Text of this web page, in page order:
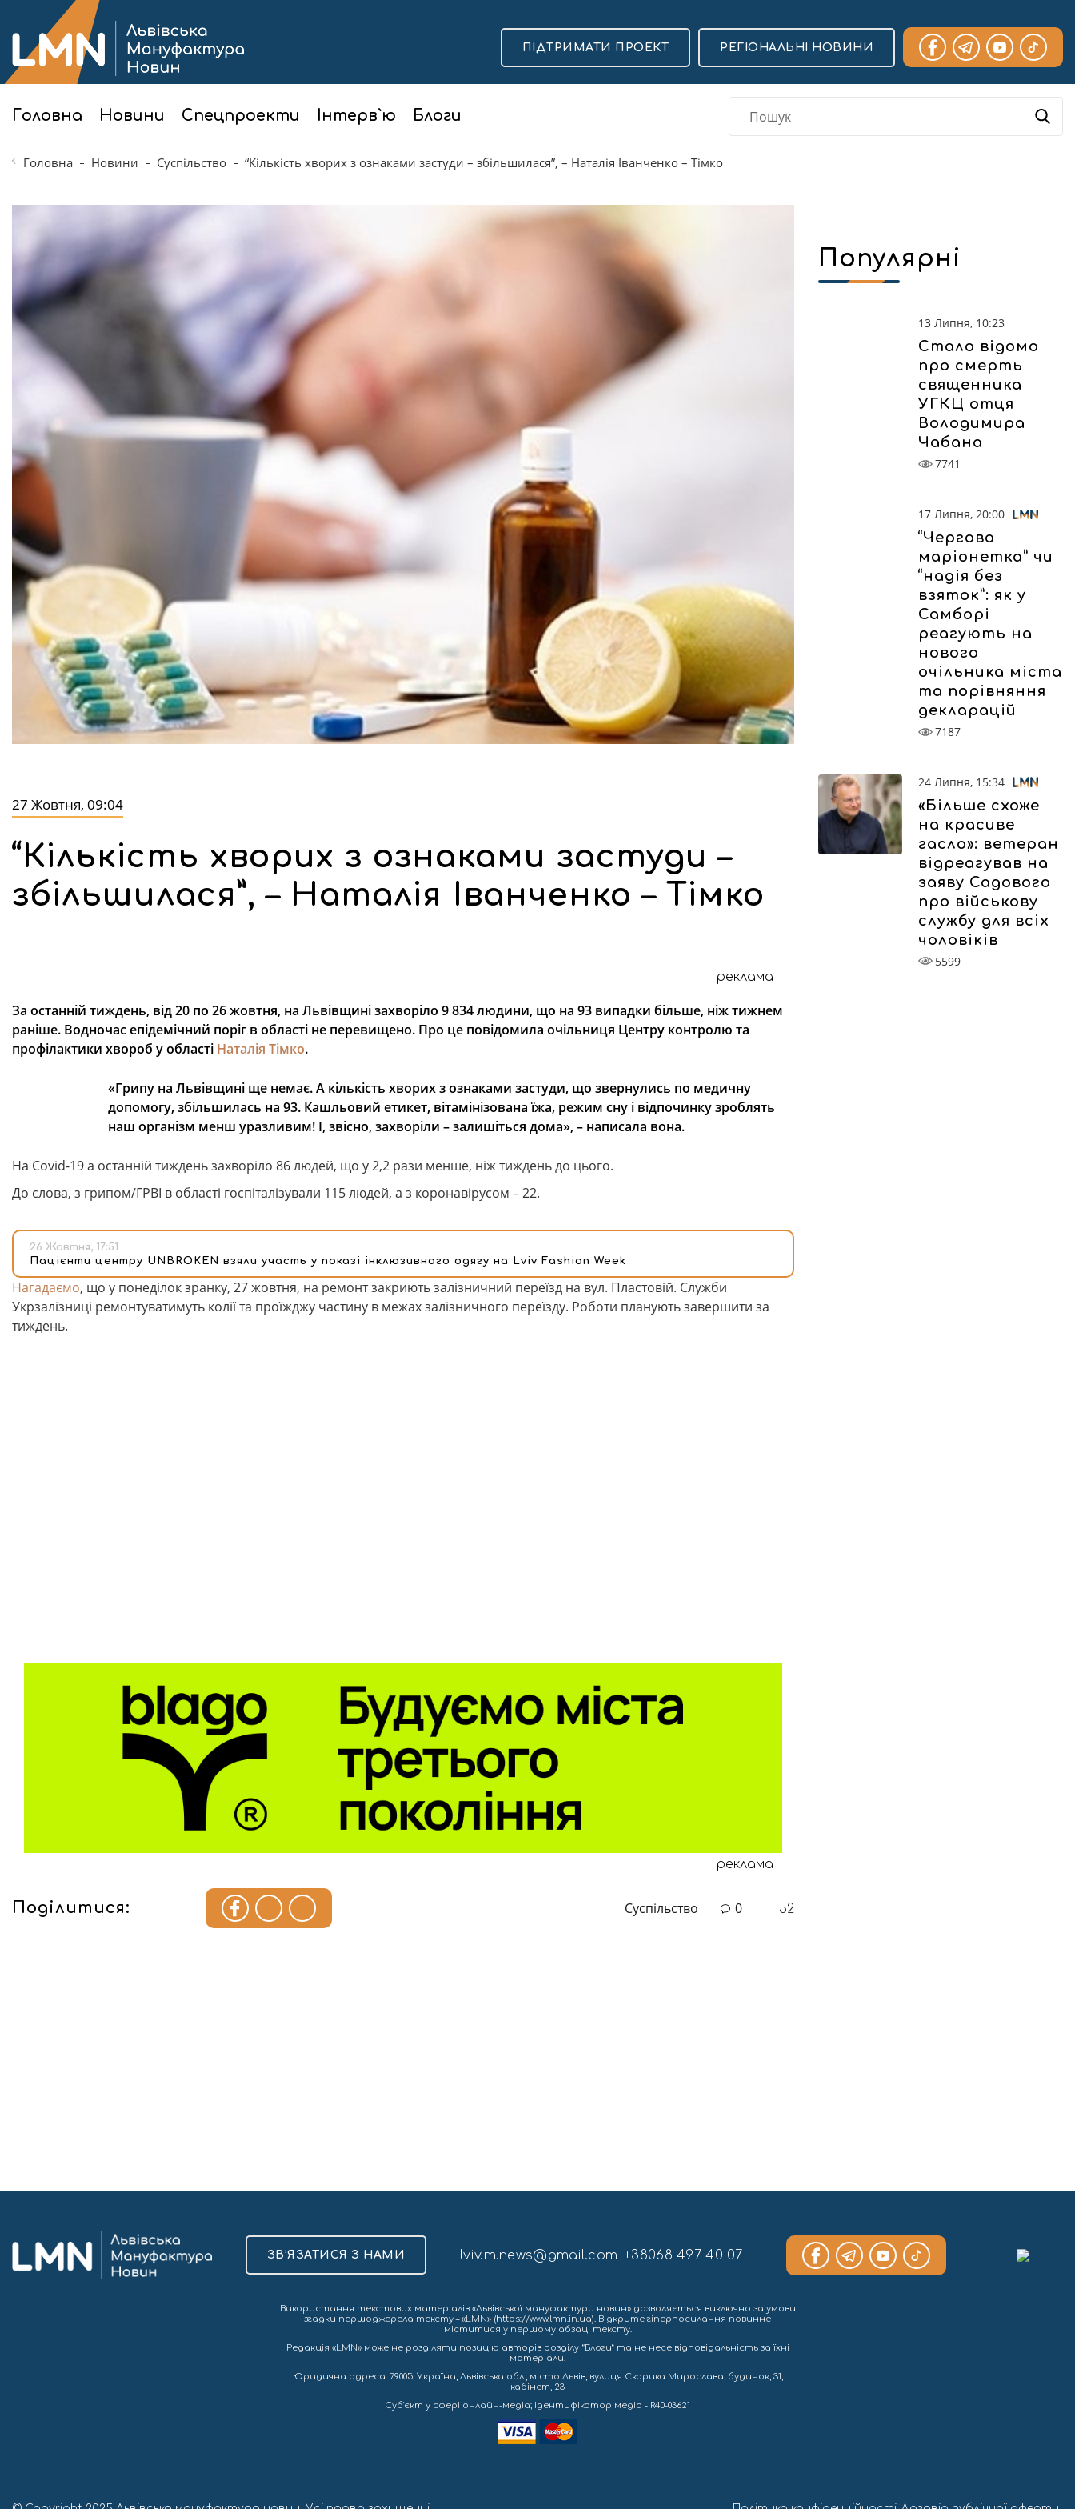
Головна Новини Спецпроекти Інтерв`ю Блоги
ПІДТРИМАТИ ПРОЕКТ РЕГІОНАЛЬНІ НОВИНИ
Головна Новини Суспільство “Кількість хворих з ознаками застуди – збільшилася”, – Наталія Іванченко – Тімко
27 Жовтня, 09:04
“Кількість хворих з ознаками застуди –
збільшилася”, – Наталія Іванченко – Тімко
реклама
За останній тиждень, від 20 по 26 жовтня, на Львівщині захворіло 9 834 людини, що на 93 випадки більше, ніж тижнем
раніше. Водночас епідемічний поріг в області не перевищено. Про це повідомила очільниця Центру контролю та
профілактики хвороб у області Наталія Тімко.
«Грипу на Львівщині ще немає. А кількість хворих з ознаками застуди, що звернулись по медичну
допомогу, збільшилась на 93. Кашльовий етикет, вітамінізована їжа, режим сну і відпочинку зроблять
наш організм менш уразливим! І, звісно, захворіли – залишіться дома»,– написала вона.
На Covid-19 а останній тиждень захворіло 86 людей, що у 2,2 рази менше, ніж тиждень до цього.
До слова, з грипом/ГРВІ в області госпіталізували 115 людей, а з коронавірусом – 22.
26 Жовтня, 17:51
Пацієнти центру UNBROKEN взяли участь у показі інклюзивного одягу на Lviv Fashion Week
Нагадаємо, що у понеділок зранку, 27 жовтня, на ремонт закриють залізничний переїзд на вул. Пластовій. Служби
Укрзалізниці ремонтуватимуть колії та проїжджу частину в межах залізничного переїзду. Роботи планують завершити за
тиждень.
реклама
Поділитися: Суспільство 0 52
Популярні
13 Липня, 10:23
Стало відомо
про смерть
священника
УГКЦ отця
Володимира
Чабана
7741
17 Липня, 20:00
“Чергова
маріонетка” чи
“надія без
взяток”: як у
Самборі
реагують на
нового
очільника міста
та порівняння
декларацій
7187
24 Липня, 15:34
«Більше схоже
на красиве
гасло»: ветеран
відреагував на
заяву Садового
про військову
службу для всіх
чоловіків
5599
ЗВ’ЯЗАТИСЯ З НАМИ lviv.m.news@gmail.com +38068 497 40 07
Використання текстових матеріалів «Львівської мануфактури новин» дозволяється виключно за умови
згадки першоджерела тексту – «LMN» (https://www.lmn.in.ua). Відкрите гіперпосилання повинне
міститися у першому абзаці тексту.
Редакція «LMN» може не розділяти позицію авторів розділу “Блоги” та не несе відповідальність за їхні
матеріали.
Юридична адреса: 79005, Україна, Львівська обл., місто Львів, вулиця Скорика Мирослава, будинок, 31,
кабінет, 23
Cуб'єкт у сфері онлайн-медіа; ідентифікатор медіа - R40-03621